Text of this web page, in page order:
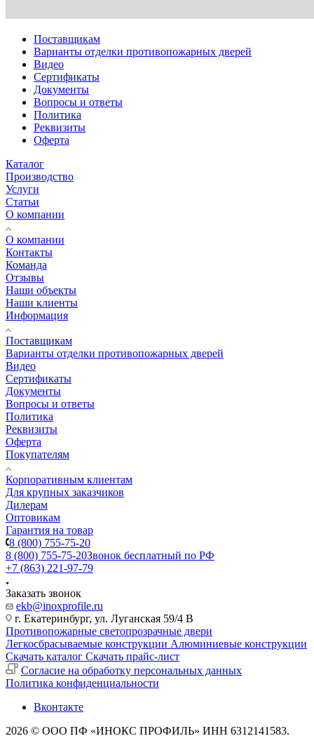
Поставщикам
Варианты отделки противопожарных дверей
Видео
Сертификаты
Документы
Вопросы и ответы
Политика
Реквизиты
Оферта
Каталог
Производство
Услуги
Статьи
О компании
О компании
Контакты
Команда
Отзывы
Наши объекты
Наши клиенты
Информация
Поставщикам
Варианты отделки противопожарных дверей
Видео
Сертификаты
Документы
Вопросы и ответы
Политика
Реквизиты
Оферта
Покупателям
Корпоративным клиентам
Для крупных заказчиков
Дилерам
Оптовикам
Гарантия на товар
8 (800) 755-75-20
8 (800) 755-75-20Звонок бесплатный по РФ
+7 (863) 221-97-79
Заказать звонок
ekb@inoxprofile.ru
г. Екатеринбург, ул. Луганская 59/4 В
Противопожарные светопрозрачные двери
Легкосбрасываемые конструкции Алюминиевые конструкции
Скачать каталог Скачать прайс-лист
Cогласие на обработку персональных данных
Политика конфиденциальности
Вконтакте
2026 © ООО ПФ «ИНОКС ПРОФИЛЬ» ИНН 6312141583.